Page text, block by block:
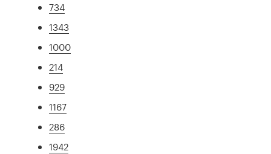
734
1343
1000
214
929
1167
286
1942